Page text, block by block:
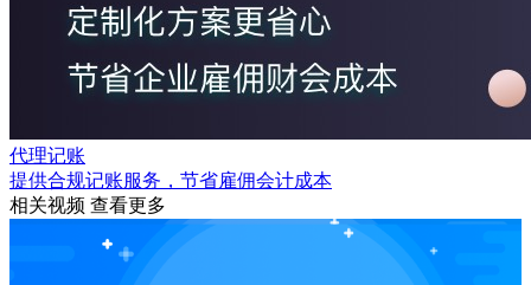
代理记账
提供合规记账服务，节省雇佣会计成本
相关视频 查看更多